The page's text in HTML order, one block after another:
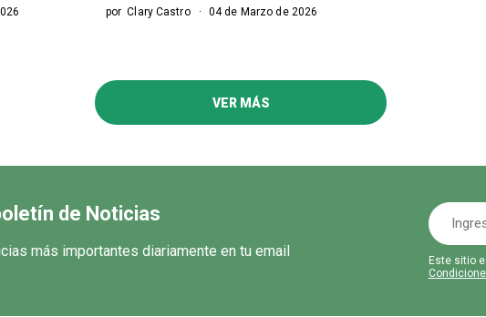
porClary Castro 04 de Marzo de 2026
VER MÁS
de Noticias
más importantes diariamente en tu email
Este sitio